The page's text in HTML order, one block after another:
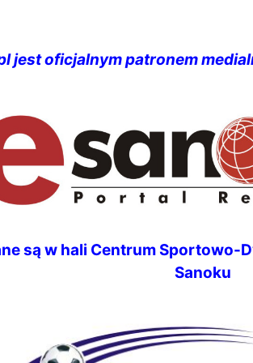
jest oficjalnym patronem
są w hali Centrum Sportowo-
Sanoku